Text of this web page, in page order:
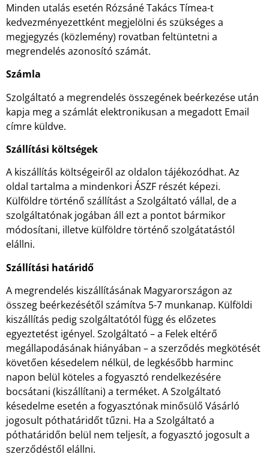
Minden utalás esetén Rózsáné Takács Tímea-t
kedvezményezettként megjelölni és szükséges a
megjegyzés (közlemény) rovatban feltüntetni a
megrendelés azonosító számát.
Számla
Szolgáltató a megrendelés összegének beérkezése után
kapja meg a számlát elektronikusan a megadott Email
címre küldve.
Szállítási költségek
A kiszállítás költségeiről az oldalon tájékozódhat. Az
oldal tartalma a mindenkori ÁSZF részét képezi.
Külföldre történő szállítást a Szolgáltató vállal, de a
szolgáltatónak jogában áll ezt a pontot bármikor
módosítani, illetve külföldre történő szolgátatástól
elállni.
Szállítási határidő
A megrendelés kiszállításának Magyarországon az
összeg beérkezésétől számítva 5-7 munkanap. Külföldi
kiszállítás pedig szolgáltatótól függ és előzetes
egyeztetést igényel. Szolgáltató – a Felek eltérő
megállapodásának hiányában – a szerződés megkötését
követően késedelem nélkül, de legkésőbb harminc
napon belül köteles a fogyasztó rendelkezésére
bocsátani (kiszállítani) a terméket. A Szolgáltató
késedelme esetén a fogyasztónak minősülő Vásárló
jogosult póthatáridőt tűzni. Ha a Szolgáltató a
póthatáridőn belül nem teljesít, a fogyasztó jogosult a
szerződéstől elállni.